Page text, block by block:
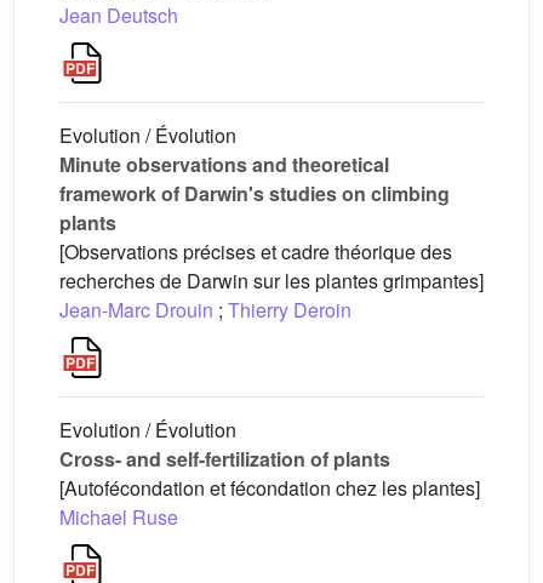
Jean Deutsch
Evolution / Évolution
Minute observations and theoretical
framework of Darwin's studies on climbing
plants
[Observations précises et cadre théorique des
recherches de Darwin sur les plantes grimpantes]
Jean-Marc Drouin ; Thierry Deroin
Evolution / Évolution
Cross- and self-fertilization of plants
[Autofécondation et fécondation chez les plantes]
Michael Ruse